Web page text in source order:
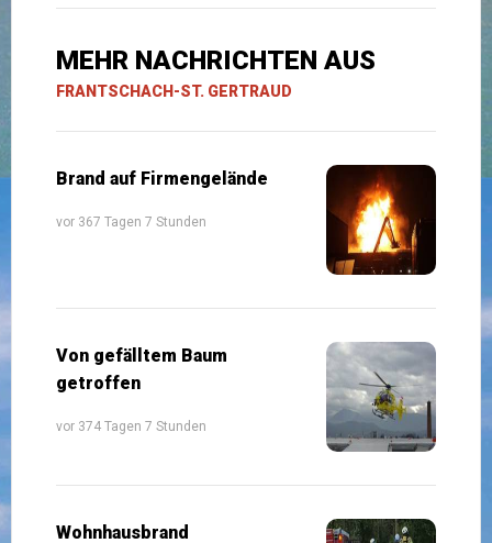
MEHR NACHRICHTEN AUS
FRANTSCHACH-ST. GERTRAUD
Brand auf Firmengelände
vor 367 Tagen 7 Stunden
Von gefälltem Baum
getroffen
vor 374 Tagen 7 Stunden
Wohnhausbrand